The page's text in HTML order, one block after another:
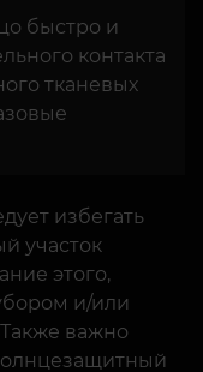
быстро и
контакта
тканевых
избегать
участок
этого,
и/или
важно